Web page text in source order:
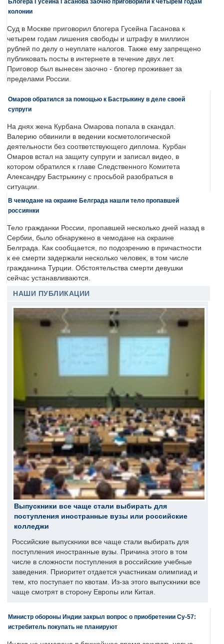
Блогера Гусейна Гасанова заочно приговорили к четырем годам
колонии
Суд в Москве приговорил блогера Гусейна Гасанова к
четырем годам лишения свободы и штрафу в миллион
рублей по делу о неуплате налогов. Также ему запрещено
публиковать посты в интернете в течение двух лет.
Приговор был вынесен заочно - блогер проживает за
пределами России.
Омаров обратился за помощью к Бастрыкину в деле своей
супруги
На днях жена Курбана Омарова попала в скандал.
Валерию обвинили в ведении косметологической
деятельности без соответствующего диплома. Курбан
Омаров встал на защиту супруги и записал видео, в
котором обратился к главе Следственного Комитета
Александру Бастрыкину с просьбой разобраться в
ситуации.
В чемодане на окраине Белграда нашли тело пропавшей
россиянки
Тело гражданки России, пропавшей несколько дней назад в
Сербии, было обнаружено в чемодане на окраине
Белграда. Как сообщается, по подозрению в причастности
к ее смерти задержали несколько человек, в том числе
гражданина Турции. Обстоятельства смерти девушки
сейчас устанавливаются.
НАШИ ПУБЛИКАЦИИ
Выпускники все чаще стали выбирать для
поступления иностранные вузы или российские
колледжи
Российские выпускники все чаще стали выбирать для
поступления иностранные вузы. Причина этого в том
числе в сложности поступления в российские учебные
заведения. Приоритет отдается участникам олимпиад и
тем, кто поступает по квотам. Из-за этого выпускники все
чаще смотрят в сторону Европы или Китая.
Министр обороны Индии закрыл вопрос о приобретении Су-57:
истребитель покупать не планируют